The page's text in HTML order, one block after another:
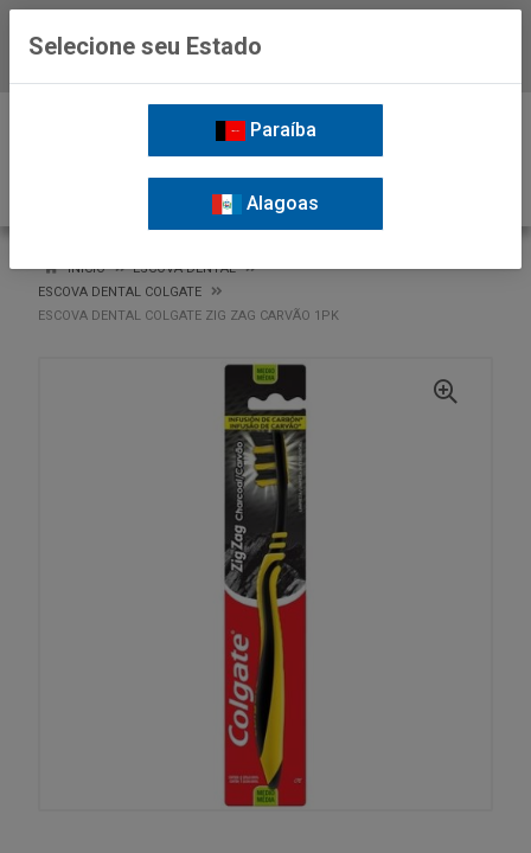
INÍCIO
ESCOVA DENTAL
ESCOVA DENTAL COLGATE
ESCOVA DENTAL COLGATE ZIG ZAG CARVÃO 1PK
Selecione seu Estado
Paraíba
Alagoas